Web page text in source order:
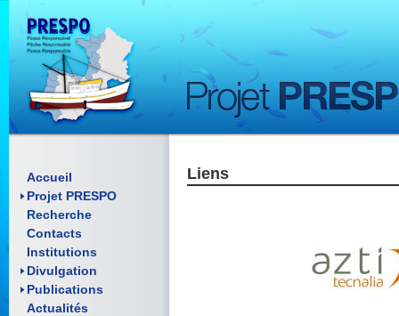
Accueil
Projet PRESPO
Enquadramento FR
objectifs
Recherche
Contacts
Institutions
Divulgation
Pósteres
Folhetos
Material Promocional
Reunións
Publications
Scientifique articles
Rapports
Communications orales
Affiches
Manuels
Documents
Actualités
Liens